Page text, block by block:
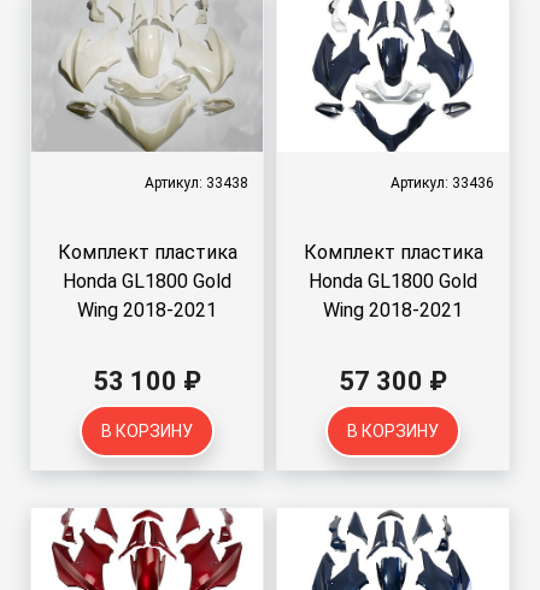
Артикул: 33438
Комплект пластика
Honda GL1800 Gold
Wing 2018-2021
53 100 ₽
В КОРЗИНУ
Артикул: 33436
Комплект пластика
Honda GL1800 Gold
Wing 2018-2021
57 300 ₽
В КОРЗИНУ